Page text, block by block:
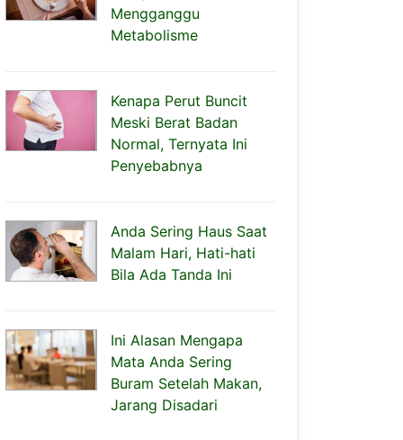
Mengganggu
Metabolisme
Kenapa Perut Buncit
Meski Berat Badan
Normal, Ternyata Ini
Penyebabnya
Anda Sering Haus Saat
Malam Hari, Hati-hati
Bila Ada Tanda Ini
Ini Alasan Mengapa
Mata Anda Sering
Buram Setelah Makan,
Jarang Disadari